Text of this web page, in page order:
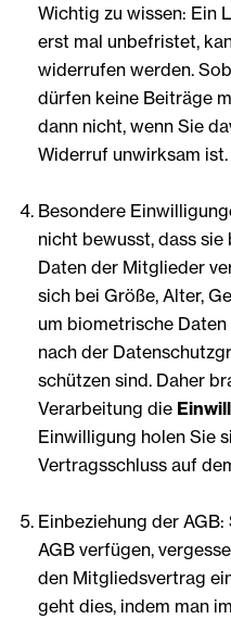
Wichtig zu wissen: Ein
erst mal unbefristet,
widerrufen werden.
dürfen keine Beiträge
dann nicht, wenn Sie
Widerruf unwirksam ist.
Besondere
nicht bewusst, dass
Daten der Mitglieder
sich bei Größe, Alter,
um biometrische
nach der
schützen sind. Daher
Verarbeitung die
Einwilligung holen Sie
Vertragsschluss auf
Einbeziehung der
AGB verfügen,
den Mitgliedsvertrag
geht dies, indem man